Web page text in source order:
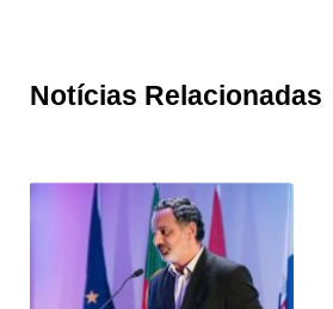
Notícias Relacionadas